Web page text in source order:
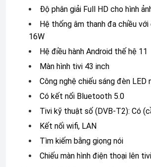
Độ phân giải Full HD cho hình
Hệ thống âm thanh đa chiều
16W
Hệ điều hành Android thế hệ 11
Màn hình tivi 43 inch
Công nghệ chiếu sáng đèn LED
Có kết nối Bluetooth 5.0
Tivi kỹ thuật số (DVB-T2): Có
Kết nối wifi, LAN
Tìm kiếm bằng giọng nói
Chiếu màn hình điện thoại lên tivi